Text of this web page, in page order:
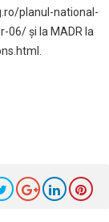
planul-national-
06/și la MADR la